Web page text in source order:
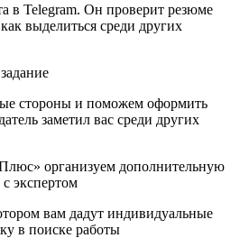
в Telegram. Он проверит резюме
выделиться среди других
стороны и поможем оформить
заметил вас среди других
организуем дополнительную
экспертом
вам дадут индивидуальные
в поиске работы